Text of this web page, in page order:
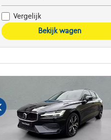
Vergelijk
Bekijk wagen